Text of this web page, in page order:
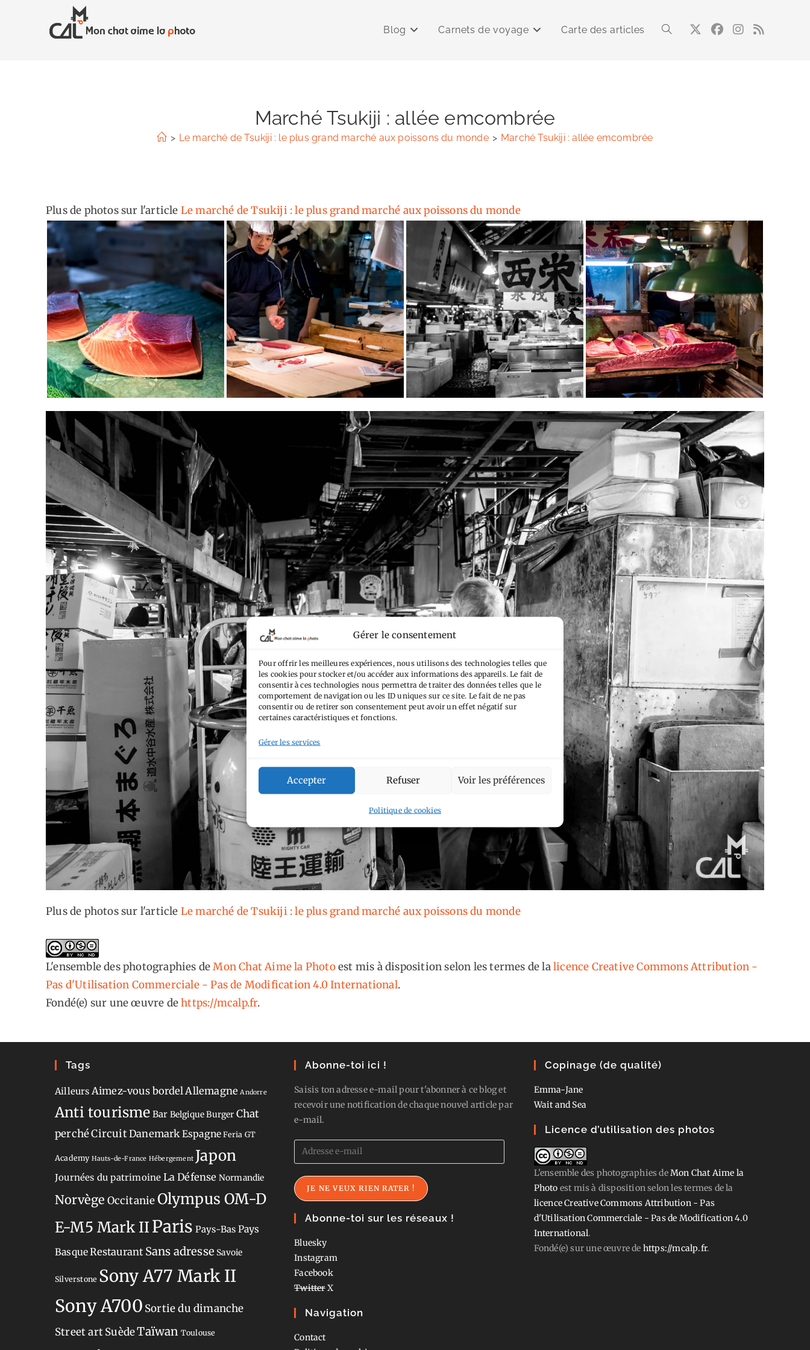
Gérer le consentement
Pour offrir les meilleures expériences, nous utilisons des technologies telles que
les cookies pour stocker et/ou accéder aux informations des appareils. Le fait de
consentir à ces technologies nous permettra de traiter des données telles que le
comportement de navigation ou les ID uniques sur ce site. Le fait de ne pas
consentir ou de retirer son consentement peut avoir un effet négatif sur
certaines caractéristiques et fonctions.
Gérer les services
Accepter Refuser Voir les préférences
Politique de cookies
Blog Carnets de voyage Carte des articles Toggle
Marché Tsukiji : allée emcombrée
> Le marché de Tsukiji : le plus grand marché aux poissons du monde > Marché Tsukiji : allée emcombrée
Plus de photos sur l'article Le marché de Tsukiji : le plus grand marché aux poissons du monde
Plus de photos sur l'article Le marché de Tsukiji : le plus grand marché aux poissons du monde
L'ensemble des photographies deMon Chat Aime la Photoest mis à disposition selon les termes de lalicence Creative Commons Attribution -
Pas d'Utilisation Commerciale - Pas de Modification 4.0 International.
Fondé(e) sur une œuvre dehttps://mcalp.fr.
Tags
Ailleurs Aimez-vous bordel Allemagne Andorre
Anti tourisme Bar BelgiqueBurger Chat
perchéCircuitDanemark Espagne Feria GT
Academy Hauts-de-France Hébergement Japon
Journées du patrimoine La Défense Normandie
Norvège OccitanieOlympus OM-D
E-M5 Mark IIParis Pays-Bas Pays
BasqueRestaurant Sans adresse Savoie
Silverstone Sony A77 Mark II
Sony A700 Sortie du dimanche
Street artSuèdeTaïwan Toulouse
Abonne-toi ici !
Saisis ton adresse e-mail pour t'abonner à ce blog et
recevoir une notification de chaque nouvel article par
e-mail.
Adresse
e-
mail
JE NE VEUX RIEN RATER !
Abonne-toi sur les réseaux !
Bluesky
Instagram
Facebook
TwitterX
Navigation
Contact
Copinage (de qualité)
Emma-Jane
Wait and Sea
Licence d’utilisation des photos
L'ensemble des photographiesdeMon Chat Aime la
Photo est mis à disposition selon les termes de la
licence Creative Commons Attribution - Pas
d'Utilisation Commerciale - Pas de Modification 4.0
International.
Fondé(e) sur une œuvre de https://mcalp.fr.